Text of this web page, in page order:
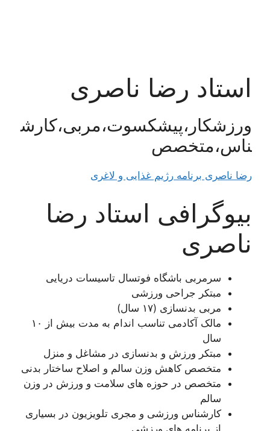
استاد رضا ناصری
ورزشکار،پیشکسوت،مربی،کارش
ناس،متخصص
رضا ناصری برنامه رژیم غذایی و لاغری
بیوگرافی استاد رضا
ناصری
سرمربی باشگاه فوتسال تاسیسات دریایی
مبتکر جراحی ورزشی
مربی بدنسازی (۱۷ سال)
مالک آکادمی تناسب اندام به مدت بیش از ۱۰
سال
مبتکر ورزش و بدنسازی در مشاغل و منزل
متخصص کاهش وزن سالم و اصلاح ساختار بدنی
متخصص در حوزه های سلامت و ورزش در وزن
سالم
کارشناس ورزشی و مجری تلویزیون در بسیاری
از برنامه های ورزشی